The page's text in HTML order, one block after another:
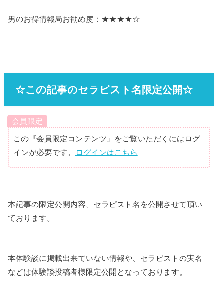
男のお得情報局お勧め度：★★★★☆
☆この記事のセラピスト名限定公開☆
会員限定
この『会員限定コンテンツ』をご覧いただくにはログ
インが必要です。
ログインはこちら
本記事の限定公開内容、セラピスト名を公開させて頂い
ております。
本体験談に掲載出来ていない情報や、セラピストの実名
などは体験談投稿者様限定公開となっております。